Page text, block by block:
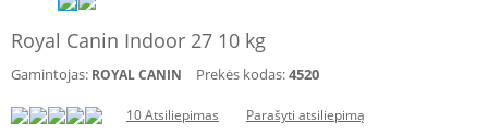
Royal Canin Indoor 27 10 kg
Gamintojas: ROYAL CANIN Prekės kodas:4520
10 Atsiliepimas Parašyti atsiliepimą